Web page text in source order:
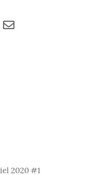
2020 #1